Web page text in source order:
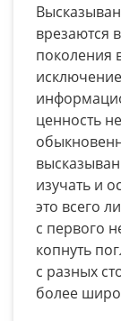
врезаются
поколения
ценность
изучать и
это всего
с первого
копнуть
с разных
более